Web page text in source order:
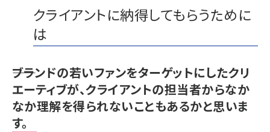
クライアントに納得してもらうために
は
――ブランドの若いファンをターゲットにしたクリ
エーティブが、クライアントの担当者からなか
なか理解を得られないこともあるかと思いま
す。